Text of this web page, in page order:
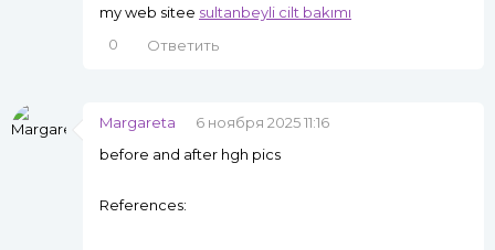
my web sitee sultanbeyli cilt bakımı
0
Ответить
Margareta
6 ноября 2025 11:16
before and after hgh pics
References: